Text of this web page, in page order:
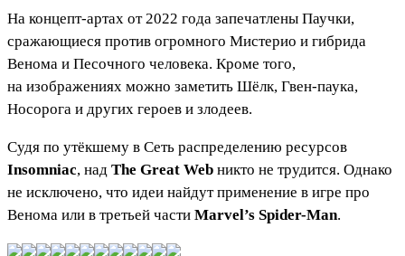
На концепт-артах от 2022 года запечатлены Паучки,
сражающиеся против огромного Мистерио и гибрида
Венома и Песочного человека. Кроме того,
на изображениях можно заметить Шёлк, Гвен-паука,
Носорога и других героев и злодеев.
Судя по утёкшему в Сеть распределению ресурсов
Insomniac, над The Great Web никто не трудится. Однако
не исключено, что идеи найдут применение в игре про
Венома или в третьей части Marvel’s Spider-Man.